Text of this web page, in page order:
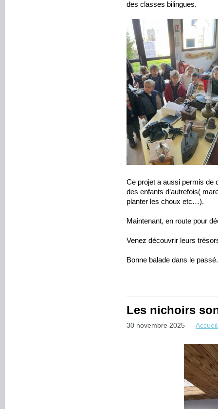
des classes bilingues.
Ce projet a aussi permis de
des enfants d’autrefois(
planter les choux etc…).
Maintenant, en route pour
Venez découvrir leurs
Bonne balade dans le passé.
Les nichoirs
30 novembre 2025